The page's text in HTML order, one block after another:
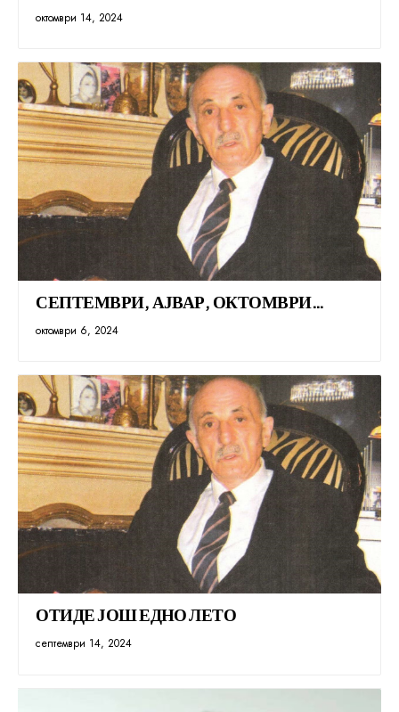
октомври 14, 2024
СЕПТЕМВРИ, АЈВАР, ОКТОМВРИ…
октомври 6, 2024
ОТИДЕ ЈОШ ЕДНО ЛЕТО
септември 14, 2024